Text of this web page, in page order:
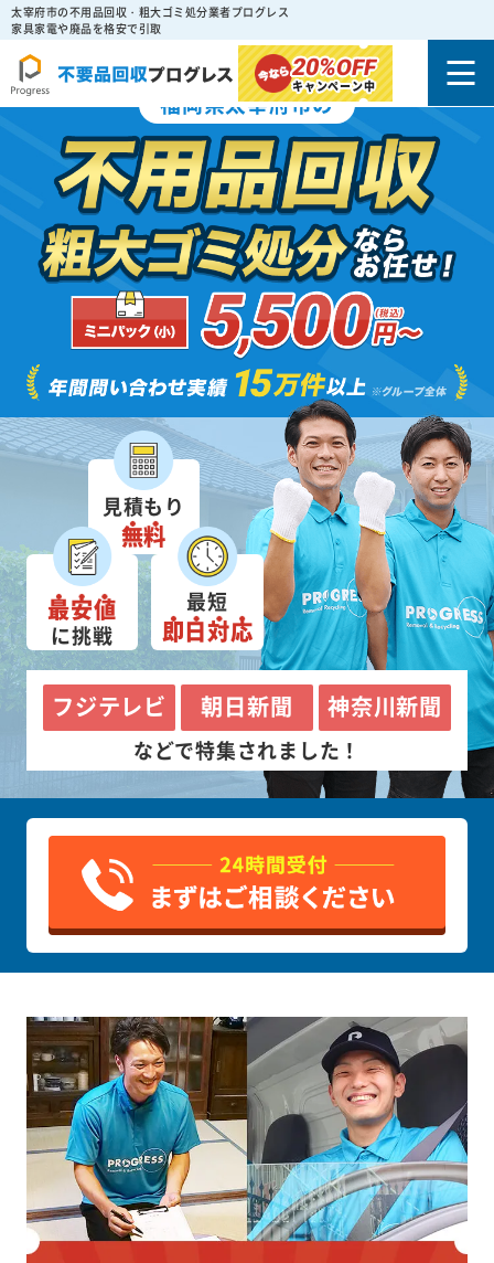
太宰府市の不用品回収・粗大ゴミ処分業者プログレス
家具家電や廃品を格安で引取
20%OFF
キャンペーン中
福岡県太宰府市の
見積もり
無料
最安値
に挑戦
最短
即日対応
フジテレビ 朝日新聞 神奈川新聞
などで特集されました！